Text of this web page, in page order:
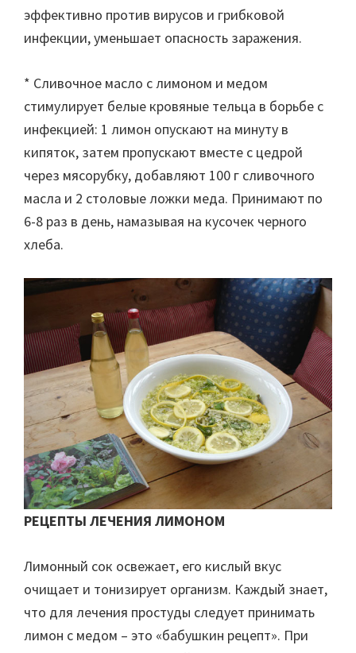
эффективно против вирусов и грибковой
инфекции, уменьшает опасность заражения.
* Сливочное масло с лимоном и медом
стимулирует белые кровяные тельца в борьбе с
инфекцией: 1 лимон опускают на минуту в
кипяток, затем пропускают вместе с цедрой
через мясорубку, добавляют 100 г сливочного
масла и 2 столовые ложки меда. Принимают по
6-8 раз в день, намазывая на кусочек черного
хлеба.
РЕЦЕПТЫ ЛЕЧЕНИЯ ЛИМОНОМ
Лимонный сок освежает, его кислый вкус
очищает и тонизирует организм. Каждый знает,
что для лечения простуды следует принимать
лимон с медом – это «бабушкин рецепт». При